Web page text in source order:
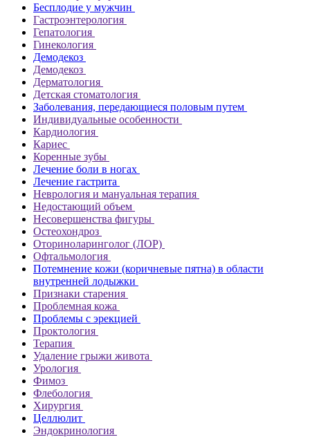
Бесплодие у мужчин
Гастроэнтерология
Гепатология
Гинекология
Демодекоз
Демодекоз
Дерматология
Детская стоматология
Заболевания, передающиеся половым путем
Индивидуальные особенности
Кардиология
Кариес
Коренные зубы
Лечение боли в ногах
Лечение гастрита
Неврология и мануальная терапия
Недостающий объем
Несовершенства фигуры
Остеохондроз
Оториноларинголог (ЛОР)
Офтальмология
Потемнение кожи (коричневые пятна) в области
внутренней лодыжки
Признаки старения
Проблемная кожа
Проблемы с эрекцией
Проктология
Терапия
Удаление грыжи живота
Урология
Фимоз
Флебология
Хирургия
Целлюлит
Эндокринология